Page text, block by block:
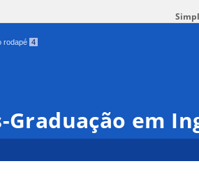
rodapé 4
Graduação em